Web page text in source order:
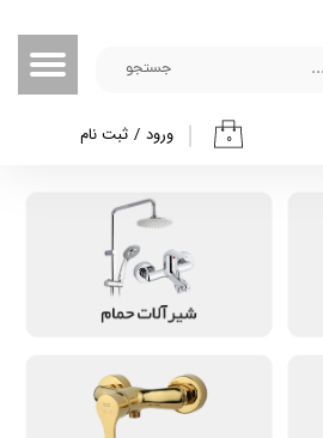
جستجو
۰ ورود / ثبت نام